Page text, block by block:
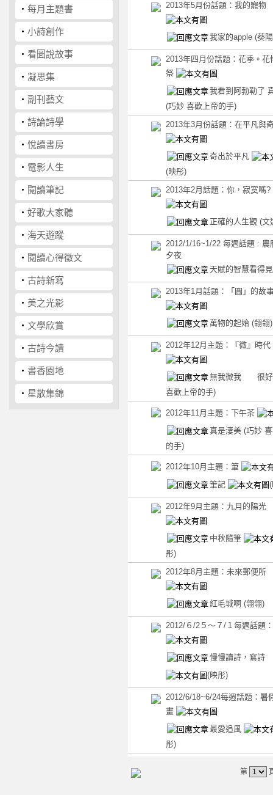
‧ 每月主題書
‧ 小詩創作
‧ 看圖說故事
‧ 凝思集
‧ 副刊藝文
‧ 詩論詩學
‧ 悅讀書房
‧ 電影人生
‧ 閱讀筆記
‧ 好歌大家聽
‧ 海天遊蹤
‧ 閱讀心得徵文
‧ 古詩新寫
‧ 美之光影
‧ 文學欣賞
‧ 古詩今讀
‧ 書香園地
‧ 星散集錦
2013年5月份話題：我的寵物
我家的apple (葵
2013年四月份話題：花季。花
祭
我看到阿勃勒了
(巧妙 喜歡上帝的手)
2013年3月份話題：在平凡與
奇出於平凡
(映彤)
2013年2月話題：你，寂寞嗎?
正確的人生觀 (文
2012/1/16~1/22 每週話題 : 農
夕夜
天賦的智慧看得
2013年1月話題：「圓」的故
萬物的起始 (翎翎)
2012年12月主題：『微』時代
無我微我 很
喜歡上帝的手)
2012年11月主題：下午茶
真是淒美 (巧妙
的手)
2012年10月主題：筆
筆記
2012年9月主題：九月的陽光
中秋隨筆
彤)
2012年8月主題：未來郵便所
紅毛城啊 (翎翎)
2012/６/2５～７/１每週話題
慢慢讀詩，寫詩
(映彤)
2012/6/18~6/24每週話題：暑
畫
最愛追風
彤)
第